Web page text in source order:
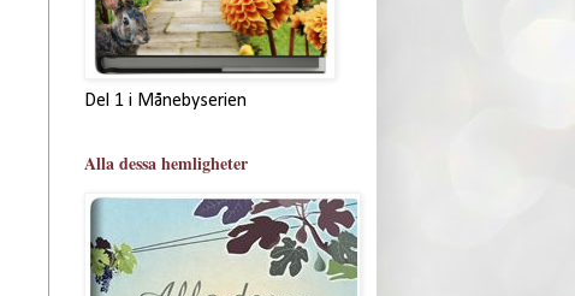
Del 1 i Månebyserien
Alla dessa hemligheter